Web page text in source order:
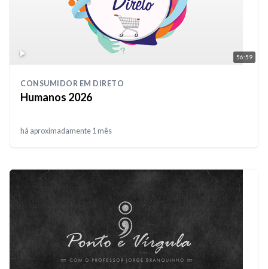
56:59
CONSUMIDOR EM DIRETO
Humanos 2026
há aproximadamente 1 mês